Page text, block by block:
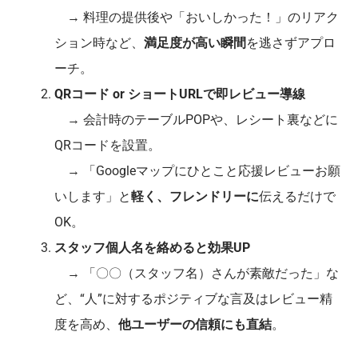
→ 料理の提供後や「おいしかった！」のリアク
ション時など、 満足度が高い瞬間 を逃さずアプロ
ーチ。
QRコード or ショートURLで即レビュー導線
→ 会計時のテーブルPOPや、レシート裏などに
QRコードを設置。
→ 「Googleマップにひとこと応援レビューお願
いします」と軽く、フレンドリーに伝えるだけで
OK。
スタッフ個人名を絡めると効果UP
→ 「〇〇（スタッフ名）さんが素敵だった」な
ど、“人”に対するポジティブな言及はレビュー精
度を高め、 他ユーザーの信頼にも直結。